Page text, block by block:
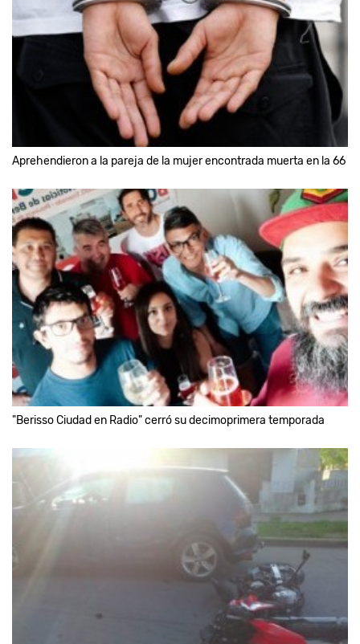
Aprehendieron a la pareja de la mujer encontrada muerta en la 66
"Berisso Ciudad en Radio" cerró su decimoprimera temporada